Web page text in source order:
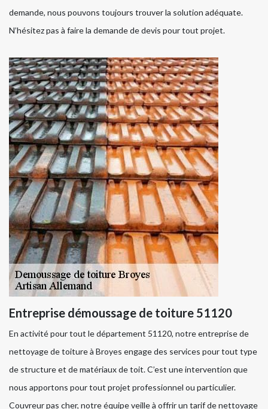
demande, nous pouvons toujours trouver la solution adéquate.
N’hésitez pas à faire la demande de devis pour tout projet.
Entreprise démoussage de toiture 51120
En activité pour tout le département 51120, notre entreprise de
nettoyage de toiture à Broyes engage des services pour tout type
de structure et de matériaux de toit. C’est une intervention que
nous apportons pour tout projet professionnel ou particulier.
Couvreur pas cher, notre équipe veille à offrir un tarif de nettoyage